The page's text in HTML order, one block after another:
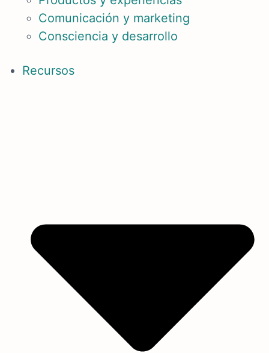
Comunicación y marketing
Consciencia y desarrollo
Recursos